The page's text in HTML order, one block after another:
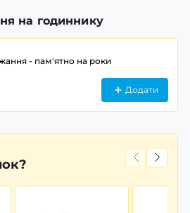
на годиннику
- пам'ятно на роки
Додати